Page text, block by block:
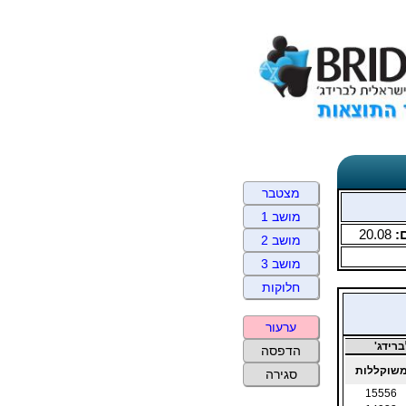
20.08
משוקללות
15556
מצטבר
מושב 1
מושב 2
מושב 3
חלוקות
ערעור
הדפסה
סגירה